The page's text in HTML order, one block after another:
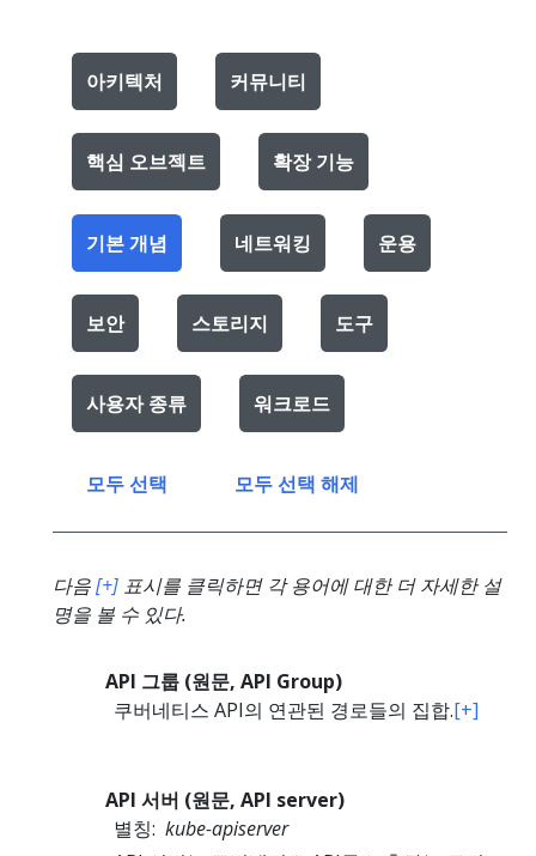
아키텍처 커뮤니티
핵심 오브젝트 확장 기능
기본 개념 네트워킹 운용
보안 스토리지 도구
사용자 종류 워크로드
모두 선택 모두 선택 해제
다음[+] 표시를 클릭하면 각 용어에 대한 더 자세한 설
명을 볼 수 있다.
API 그룹 (원문, API Group)
쿠버네티스 API의 연관된 경로들의 집합.[+]
API 서버 (원문, API server)
별칭: kube-apiserver